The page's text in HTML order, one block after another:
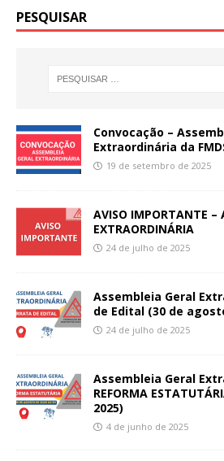
PESQUISAR
Convocação –
Extraordinária da
19 de setembro de 2025
AVISO IMPORTANTE –
EXTRAORDINÁRIA
24 de julho de 2025
Assembleia Geral
de Edital (30 de
24 de julho de 2025
Assembleia Geral
REFORMA
2025)
4 de junho de 2025